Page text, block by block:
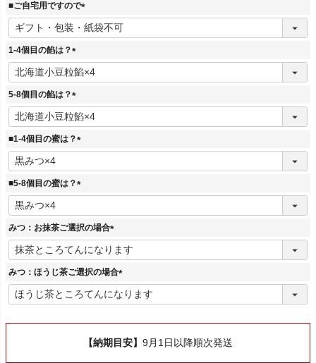
■ご自宅用ですので
(
必
1-4個目の餡は？
(
必
須
5-8個目の餡は？
(
必
須
■1-4個目の蜜は？
(
須
■5-8個目の蜜は？
(
須
みつ：お抹茶ご選択の場合
(
必
須
みつ：ほうじ茶ご選択の場合
(
必
)
【納期目安】 9月1日以降順次発送